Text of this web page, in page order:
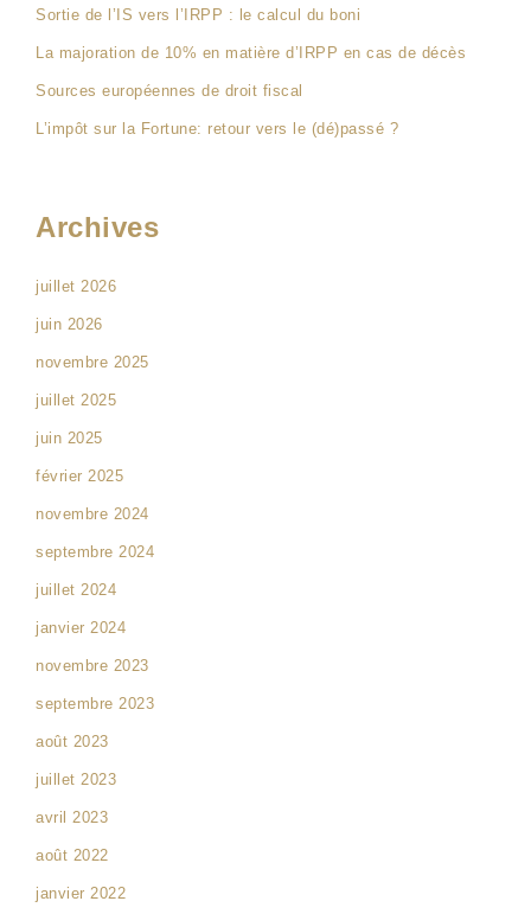
Sortie de l’IS vers l’IRPP : le calcul du boni
La majoration de 10% en matière d’IRPP en cas de décès
Sources européennes de droit fiscal
L’impôt sur la Fortune: retour vers le (dé)passé ?
Archives
juillet 2026
juin 2026
novembre 2025
juillet 2025
juin 2025
février 2025
novembre 2024
septembre 2024
juillet 2024
janvier 2024
novembre 2023
septembre 2023
août 2023
juillet 2023
avril 2023
août 2022
janvier 2022